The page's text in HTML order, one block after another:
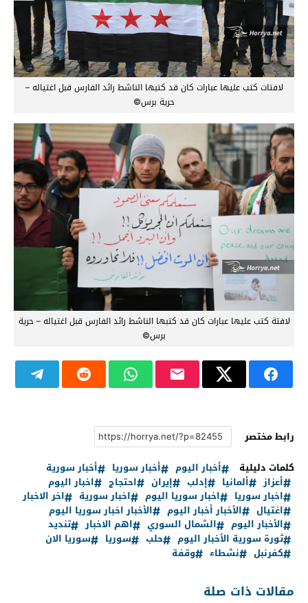
لافتات كتب عليها عبارات كان قد كتبها الناشط رائد الفارس قبل اغتياله –
حرية برس©
لافتة كتب عليها عبارات كان قد كتبها الناشط رائد الفارس قبل اغتياله – حرية
برس©
رابط مختصر
كلمات دليلية
أخبار اليوم أخبار سوريا
أخبار سورية
أعزاز
ألمانيا إدلب إيران احتجاج
اخبار اليوم
اخبار سوريا
اخبار سوريا اليوم اخبار سورية
اخر الاخبار
اغتيال
الأخبار أخبار اليوم
الأخبار اخبار سوريا اليوم
الأخبار اليوم
الشمال السوري اهم الاخبار
تنديد
ثورة سورية الأخبار اليوم
حلب سوريا
سوريا الان
كفرنبل
نشطاء وقفة
مقالات ذات صلة